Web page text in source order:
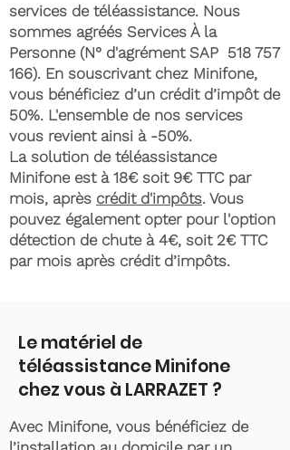
services de téléassistance. Nous
sommes agréés Services À la
Personne (N° d'agrément SAP 518 757
166). En souscrivant chez Minifone,
vous bénéficiez d’un crédit d’impôt de
50%. L'ensemble de nos services
vous revient ainsi à -50%.
La solution de téléassistance
Minifone est à 18€ soit 9€ TTC par
mois, après crédit d'impôts. Vous
pouvez également opter pour l'option
détection de chute à 4€, soit 2€ TTC
par mois après crédit d’impôts.
Le matériel de
téléassistance Minifone
chez vous à LARRAZET ?
Avec Minifone, vous bénéficiez de